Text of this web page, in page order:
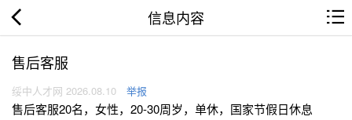
信息内容
售后客服
绥中人才网 2026.08.10 举报
售后客服20名，女性，20-30周岁，单休，国家节假日休息